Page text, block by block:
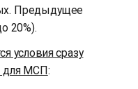
Предыдущее
20%).
условия сразу
для МСП: